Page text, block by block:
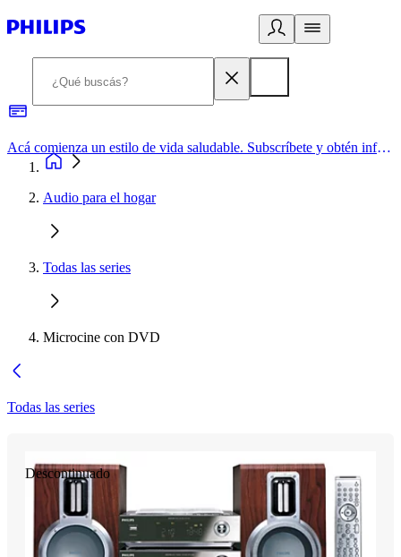
Acá comienza un estilo de vida saludable. Subscríbete y obtén información de primera mano
Audio para el hogar
Todas las series
Microcine con DVD
Todas las series
Descontinuado